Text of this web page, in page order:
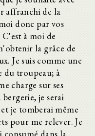
affranchi de la
donc par vos
à moi de
la grâce de
Je suis comme une
du troupeau; à
charge sur ses
je serai
je tomberai même
pour me relever. Je
dans la